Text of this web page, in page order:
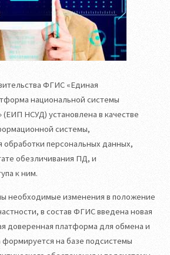
ФГИС «Единая
национальной системы
НСУД) установлена в качестве
системы,
обработки персональных данных,
обезличивания ПД, и
к ним.
необходимые изменения в положение
в состав ФГИС введена новая
доверенная платформа для обмена и
на базе подсистемы